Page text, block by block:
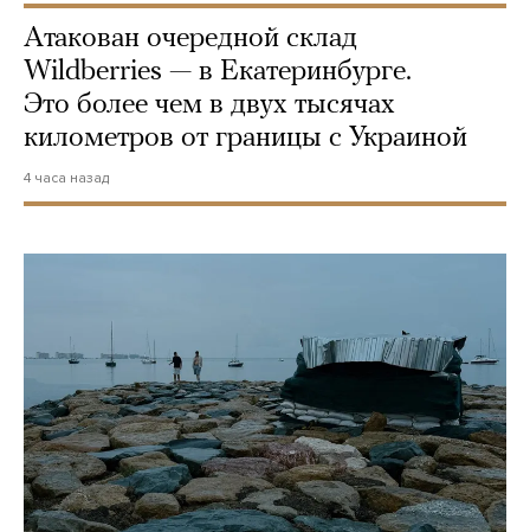
Атакован очередной склад
Wildberries — в Екатеринбурге.
Это более чем в двух тысячах
километров от границы с Украиной
4 часа назад